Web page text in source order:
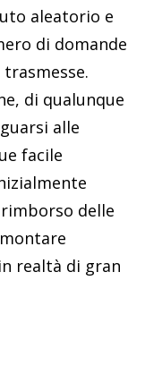
aleatorio e
di domande
di qualunque
alle
facile
delle
realtà di gran